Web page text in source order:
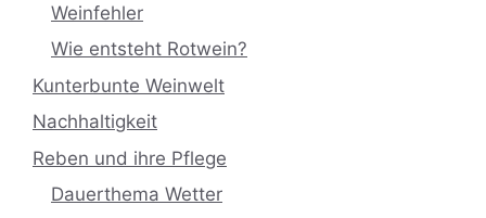
Weinfehler
Wie entsteht Rotwein?
Kunterbunte Weinwelt
Nachhaltigkeit
Reben und ihre Pflege
Dauerthema Wetter